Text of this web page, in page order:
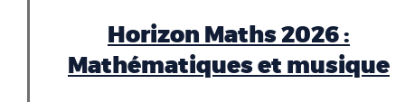
Horizon Maths 2026 :
Mathématiques et musique